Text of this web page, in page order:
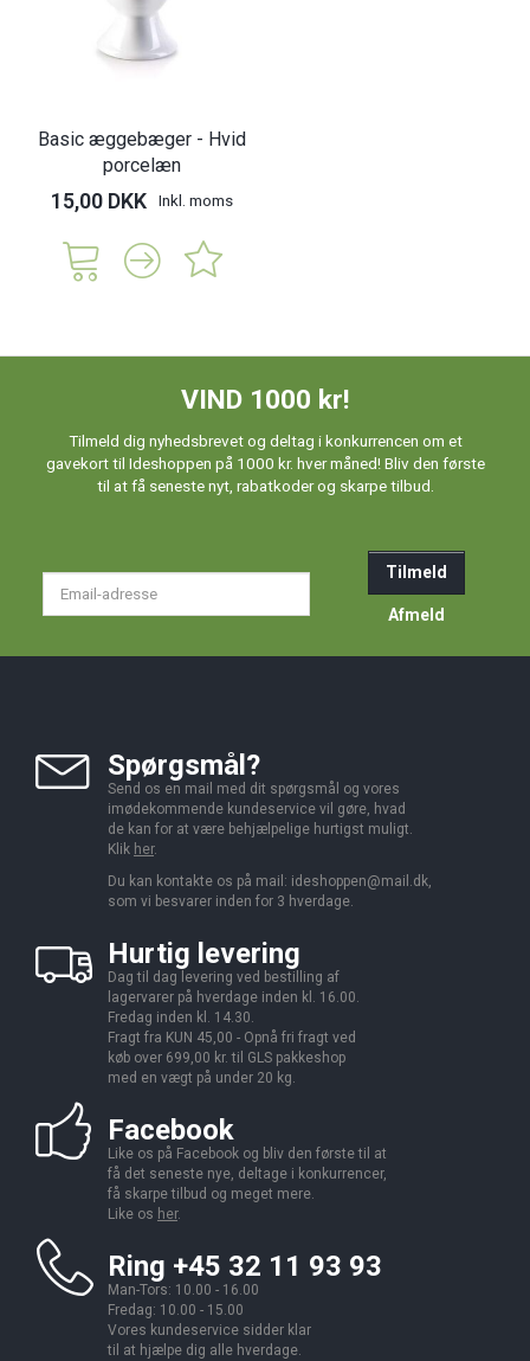
Basic æggebæger - Hvid
porcelæn
15,00 DKK Inkl. moms
VIND 1000 kr!
Tilmeld dig nyhedsbrevet og deltag i konkurrencen om et
gavekort til Ideshoppen på 1000 kr. hver måned! Bliv den første
til at få seneste nyt, rabatkoder og skarpe tilbud.
Tilmeld
Afmeld
Spørgsmål?
Send os en mail med dit spørgsmål og vores
imødekommende kundeservice vil gøre, hvad
de kan for at være behjælpelige hurtigst muligt.
Klik her.
Du kan kontakte os på mail: ideshoppen@mail.dk,
som vi besvarer inden for 3 hverdage.
Hurtig levering
Dag til dag levering ved bestilling af
lagervarer på hverdage inden kl. 16.00.
Fredag inden kl. 14.30.
Fragt fra KUN 45,00 - Opnå fri fragt ved
køb over 699,00 kr. til GLS pakkeshop
med en vægt på under 20 kg.
Facebook
Like os på Facebook og bliv den første til at
få det seneste nye, deltage i konkurrencer,
få skarpe tilbud og meget mere.
Like os her.
Ring +45 32 11 93 93
Man-Tors: 10.00 - 16.00
Fredag: 10.00 - 15.00
Vores kundeservice sidder klar
til at hjælpe dig alle hverdage.